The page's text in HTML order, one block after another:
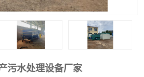
污水处理设备厂家